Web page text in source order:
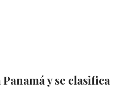
y se clasifica